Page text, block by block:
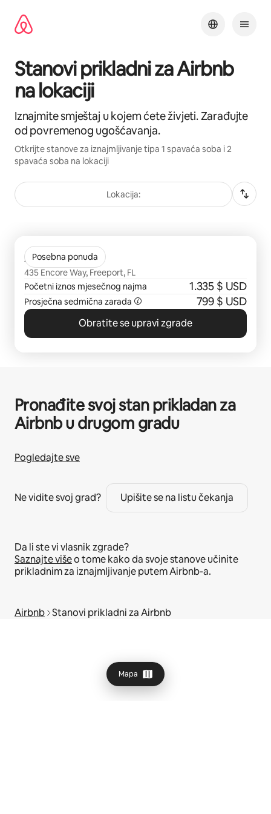
sadržaj
Stanovi prikladni za Airbnb
na lokaciji
Iznajmite smještaj u kojem ćete živjeti. Zarađujte
od povremenog ugošćavanja.
Otkrijte stanove za iznajmljivanje tipa 1 spavaća soba i 2
spavaća soba na lokaciji
Lokacija:
Posebna ponuda
Arcadia 331
435 Encore Way, Freeport, FL
Početni iznos mjesečnog najma
1.335 $ USD
Prosječna sedmična zarada 799 $ USD
Obratite se upravi zgrade
Mapa
Pronađite svoj stan prikladan za
Airbnb u drugom gradu
Pogledajte sve
Ne vidite svoj grad? Upišite se na listu čekanja
Da li ste vi vlasnik zgrade?
Saznajte višeo tome kako da svoje stanove učinite
prikladnim za iznajmljivanje putem Airbnb-a.
Airbnb Stanovi prikladni za Airbnb